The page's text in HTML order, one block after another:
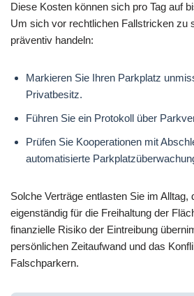
Diese Kosten können sich pro Tag auf
Um sich vor rechtlichen Fallstricken zu
präventiv handeln:
Markieren Sie Ihren Parkplatz
Privatbesitz.
Führen Sie ein Protokoll über
Prüfen Sie Kooperationen mit
automatisierte
Solche Verträge entlasten Sie im Alltag,
eigenständig für die Freihaltung der
finanzielle Risiko der Eintreibung
persönlichen Zeitaufwand und das
Falschparkern.